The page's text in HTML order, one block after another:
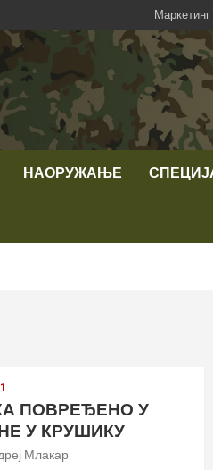
Маркетинг
НАОРУЖАЊЕ
ПОВРЕЂЕНО У
У КРУШИКУ
Млакар